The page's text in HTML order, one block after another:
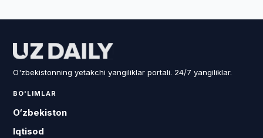
O'zbekistonning yetakchi yangiliklar portali. 24/7 yangiliklar.
BO'LIMLAR
O‘zbekiston
Iqtisod